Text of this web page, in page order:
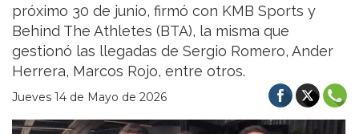
próximo 30 de junio, firmó con KMB Sports y
Behind The Athletes (BTA), la misma que
gestionó las llegadas de Sergio Romero, Ander
Herrera, Marcos Rojo, entre otros.
Jueves 14 de Mayo de 2026